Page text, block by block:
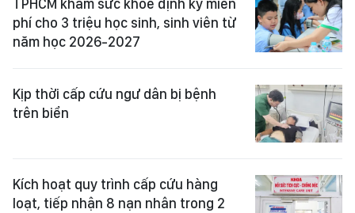
phí cho 3 triệu học sinh, sinh viên từ
năm học 2026-2027
Kịp thời cấp cứu ngư dân bị bệnh
trên biển
Kích hoạt quy trình cấp cứu hàng
loạt, tiếp nhận 8 nạn nhân trong 2